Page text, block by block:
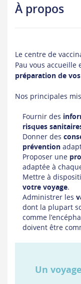
À propos
Le centre de
Pau vous accueille
préparation de
Nos principales
Fournir des
risques
Donner des
prévention
Proposer une
adaptée à
Mettre à
votre voyage.
Administrer les
dont la plupart
comme
doivent être
Un